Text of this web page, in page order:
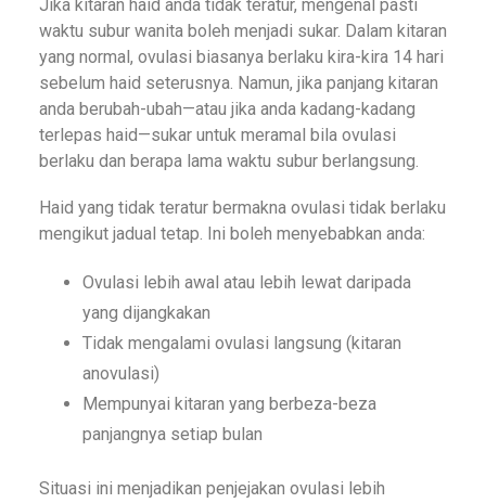
Jika kitaran haid anda tidak teratur, mengenal pasti
waktu subur wanita boleh menjadi sukar. Dalam kitaran
yang normal, ovulasi biasanya berlaku kira-kira 14 hari
sebelum haid seterusnya. Namun, jika panjang kitaran
anda berubah-ubah—atau jika anda kadang-kadang
terlepas haid—sukar untuk meramal bila ovulasi
berlaku dan berapa lama waktu subur berlangsung.
Haid yang tidak teratur bermakna ovulasi tidak berlaku
mengikut jadual tetap. Ini boleh menyebabkan anda:
Ovulasi lebih awal atau lebih lewat daripada
yang dijangkakan
Tidak mengalami ovulasi langsung (kitaran
anovulasi)
Mempunyai kitaran yang berbeza-beza
panjangnya setiap bulan
Situasi ini menjadikan penjejakan ovulasi lebih